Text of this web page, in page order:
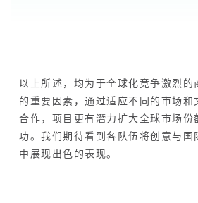
以上所述，均为于全球化竞争激烈的
的重要因素，通过适应不同的市场和
合作，项目更有潛力扩大全球市场份
功。我们期待看到各队伍将创意与国
中展现出色的表现。